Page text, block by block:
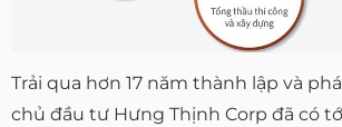
Trải qua hơn 17 năm thành lập và
chủ đầu tư Hưng Thịnh Corp đã có